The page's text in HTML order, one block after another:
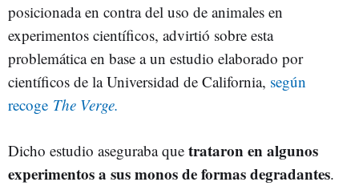
posicionada en contra del uso de animales en
experimentos científicos, advirtió sobre esta
problemática en base a un estudio elaborado por
científicos de la Universidad de California, según
recoge The Verge.
Dicho estudio aseguraba que trataron en algunos
experimentos a sus monos de formas degradantes.